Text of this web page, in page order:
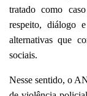
tratado como
respeito, diálogo
alternativas que
sociais.
Nesse sentido, o